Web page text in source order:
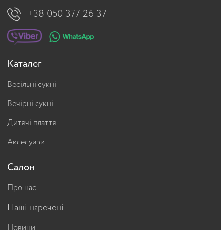
+38 050 377 26 37
Каталог
Весільні сукні
Вечірні сукні
Дитячі плаття
Аксесуари
Салон
Про нас
Наші наречені
Новини